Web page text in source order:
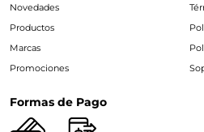
Novedades
Productos
Marcas
Promociones
Formas de Pago